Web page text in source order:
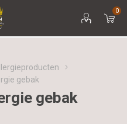
0
gebak
gebak